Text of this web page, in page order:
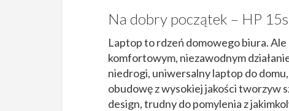
Na dobry początek – HP
Laptop to rdzeń domowego biura.
komfortowym, niezawodnym
niedrogi, uniwersalny laptop do
obudowę z wysokiej jakości tworzyw
design, trudny do pomylenia z